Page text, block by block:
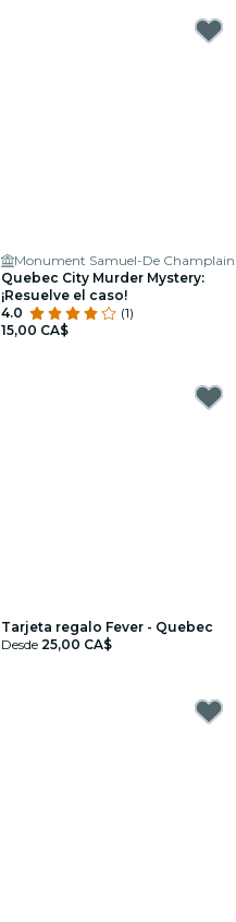
Monument Samuel-De Champlain
Quebec City Murder Mystery:
¡Resuelve el caso!
4.0
(1)
15,00 CA$
Tarjeta regalo Fever - Quebec
Desde 25,00 CA$